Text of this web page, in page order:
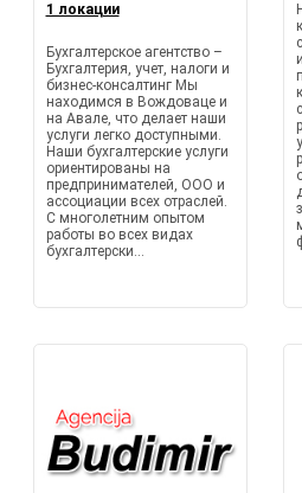
1 локации
Бухгалтерское агентство –
Бухгалтерия, учет, налоги и
бизнес-консалтинг Мы
находимся в Вождоваце и
на Авале, что делает наши
услуги легко доступными.
Наши бухгалтерские услуги
ориентированы на
предпринимателей, ООО и
ассоциации всех отраслей.
С многолетним опытом
работы во всех видах
бухгалтерски...